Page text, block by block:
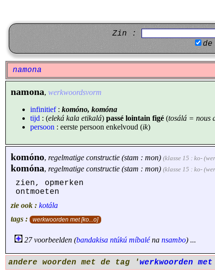
Zin :
namona
namona, werkwoordsvorm
infinitief: komóno, komóna
tijd : (eleká kala etikalá) passé lointain figé (tosálá = nous
persoon : eerste persoon enkelvoud (ik)
komóno, regelmatige constructie (stam : mon) (klasse 15 : ko-
komóna, regelmatige constructie (stam : mon) (klasse 15 : ko-
zien, opmerken
ontmoeten
zie ook : kotála
tags :
werkwoorden met [ko...o]
27 voorbeelden (bandakisa ntúkú míbaléna nsambo) ...
andere woorden met de tag 'werkwoorden